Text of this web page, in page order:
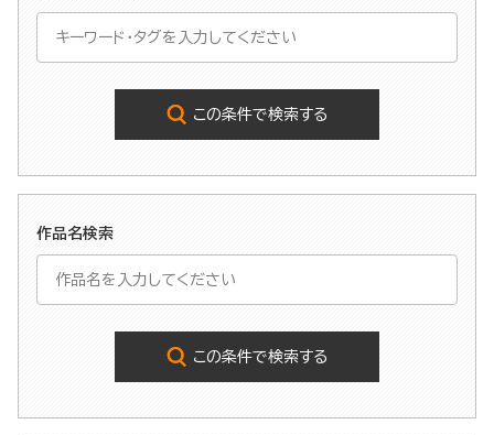
この条件で検索する
作品名検索
この条件で検索する